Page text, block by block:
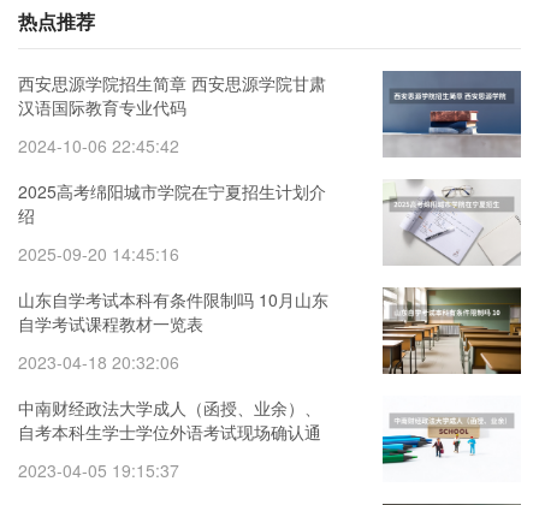
热点推荐
西安思源学院招生简章 西安思源学院甘肃
汉语国际教育专业代码
2024-10-06 22:45:42
2025高考绵阳城市学院在宁夏招生计划介
绍
2025-09-20 14:45:16
山东自学考试本科有条件限制吗 10月山东
自学考试课程教材一览表
2023-04-18 20:32:06
中南财经政法大学成人（函授、业余）、
自考本科生学士学位外语考试现场确认通
业汇总表
2023-04-05 19:15:37